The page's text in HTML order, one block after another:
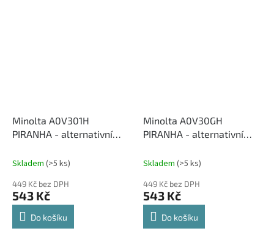
Minolta A0V301H
PIRANHA - alternativní
Skladem (>5 ks)
449 Kč bez DPH
543 Kč
Do košíku
Minolta A0V30GH
PIRANHA - alternativní
Skladem (>5 ks)
449 Kč bez DPH
543 Kč
Do košíku